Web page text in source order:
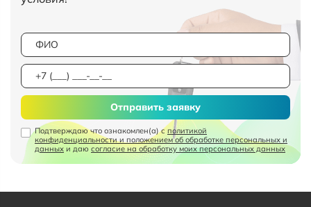
Подтверждаю что ознакомлен(а) сполитикой
конфиденциальности и положением об обработке персональных и
данных и даю согласие на обработку моих персональных данных
Отправить заявку